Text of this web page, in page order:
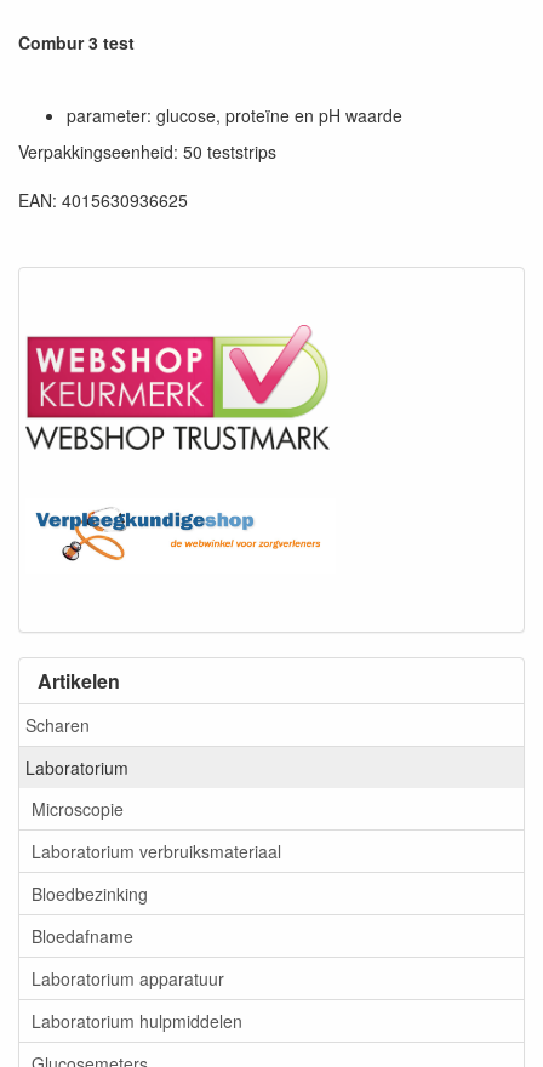
Artikelen
Scharen
Laboratorium
Microscopie
Laboratorium verbruiksmateriaal
Bloedbezinking
Bloedafname
Laboratorium apparatuur
Laboratorium hulpmiddelen
Combur 3 test
parameter: glucose, proteïne en pH waarde
Verpakkingseenheid: 50 teststrips
EAN: 4015630936625